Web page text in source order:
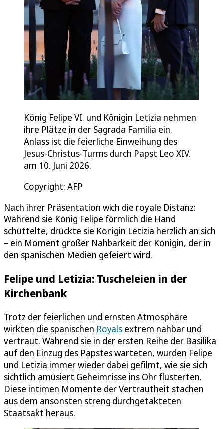
König Felipe VI. und Königin Letizia nehmen
ihre Plätze in der Sagrada Família ein.
Anlass ist die feierliche Einweihung des
Jesus-Christus-Turms durch Papst Leo XIV.
am 10. Juni 2026.
Copyright: AFP
Nach ihrer Präsentation wich die royale Distanz:
Während sie König Felipe förmlich die Hand
schüttelte, drückte sie Königin Letizia herzlich an sich
– ein Moment großer Nahbarkeit der Königin, der in
den spanischen Medien gefeiert wird.
Felipe und Letizia: Tuscheleien in der
Kirchenbank
Trotz der feierlichen und ernsten Atmosphäre
wirkten die spanischen Royals extrem nahbar und
vertraut. Während sie in der ersten Reihe der Basilika
auf den Einzug des Papstes warteten, wurden Felipe
und Letizia immer wieder dabei gefilmt, wie sie sich
sichtlich amüsiert Geheimnisse ins Ohr flüsterten.
Diese intimen Momente der Vertrautheit stachen
aus dem ansonsten streng durchgetakteten
Staatsakt heraus.